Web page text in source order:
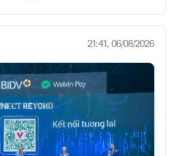
21:41, 06/08/2026